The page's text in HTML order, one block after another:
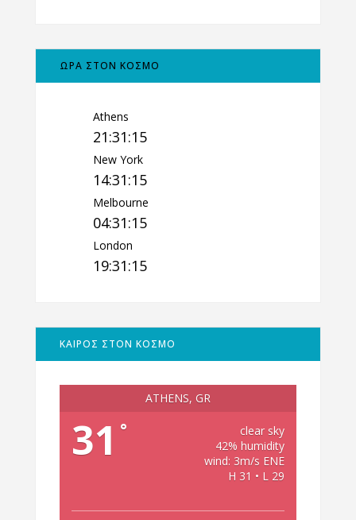
ΩΡΑ ΣΤΟΝ ΚΟΣΜΟ
Athens
21:31:17
New York
14:31:17
Melbourne
04:31:17
London
19:31:17
ΚΑΙΡΟΣ ΣΤΟΝ ΚΟΣΜΟ
ATHENS, GR
31 °
clear sky
42% humidity
wind: 3m/s ENE
H 31 • L 29